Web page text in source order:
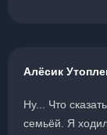
Алёсик
Ну... Что
семьёй. Я